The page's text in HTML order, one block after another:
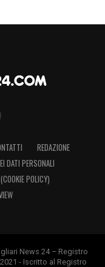
REDAZIONE
DATI PERSONALI
POLICY)
News 24 – Registro
- Iscritto al Registro